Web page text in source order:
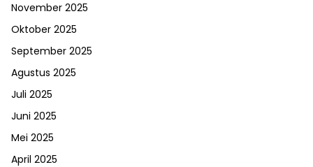
November 2025
Oktober 2025
September 2025
Agustus 2025
Juli 2025
Juni 2025
Mei 2025
April 2025